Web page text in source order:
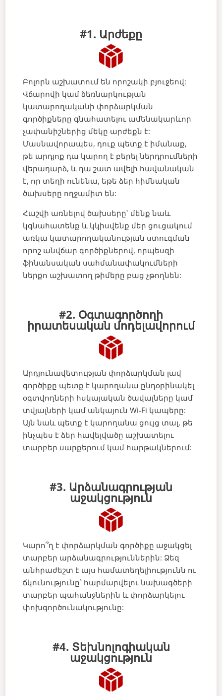
#1. Արժեքը
Բոլորն աշխատում են որոշակի բյուջեով:
Վճարովի կամ ձեռնարկության
կատարողականի փորձարկման
գործիքները գնահատելու ամենակարևոր
չափանիշներից մեկը արժեքն է:
Մասնավորապես, դուք պետք է իմանաք,
թե արդյոք դա կարող է բերել ներդրումների
վերադարձ, և դա շատ ավելի հավանական
է, որ տեղի ունենա, եթե ձեր հիմնական
ծախսերը ողջամիտ են:
Հաշվի առնելով ծախսերը՝ մենք նաև
կգնահատենք և կկիսվենք մեր ցուցակում
առկա կատարողականության ստուգման
որոշ անվճար գործիքներով, որպեսզի
ֆինանսական սահմանափակումների
ներքո աշխատող թիմերը բաց չթողնեն:
#2. Օգտագործողի
իրատեսական մոդելավորում
Արդյունավետության փորձարկման լավ
գործիքը պետք է կարողանա ընդօրինակել
օգտվողների հսկայական ծավալները կամ
տվյալների կամ անկայուն Wi-Fi կապերը:
Այն նաև պետք է կարողանա ցույց տալ, թե
ինչպես է ձեր հավելվածը աշխատելու
տարբեր սարքերում կամ հարթակներում:
#3. Արձանագրության
աջակցություն
Կարո՞ղ է փորձարկման գործիքը աջակցել
տարբեր արձանագրություններին: Ձեզ
անհրաժեշտ է այս համատեղելիությունն ու
ճկունությունը՝ հարմարվելու նախագծերի
տարբեր պահանջներին և փորձարկելու
փոխգործունակությունը:
#4. Տեխնոլոգիական
աջակցություն